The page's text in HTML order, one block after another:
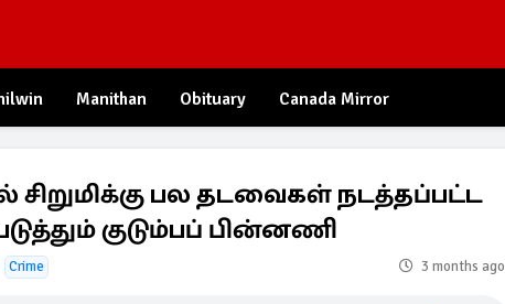
Manithan Obituary Canada Mirror
சிறுமிக்கு பல தடவைகள் நடத்தப்பட்ட
குடும்பப் பின்னணி
Crime 3 months ago